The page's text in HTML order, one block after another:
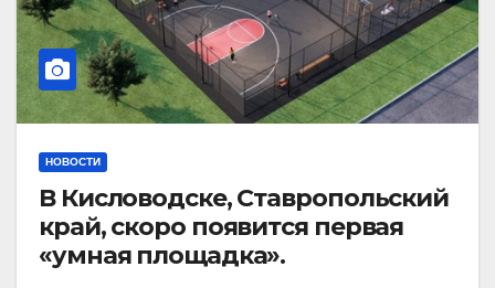
НОВОСТИ
В Кисловодске, Ставропольский
край, скоро появится первая
«умная площадка».